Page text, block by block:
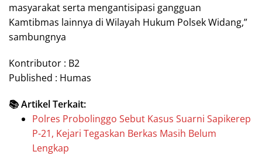
masyarakat serta mengantisipasi gangguan
Kamtibmas lainnya di Wilayah Hukum Polsek Widang,”
sambungnya
Kontributor : B2
Published : Humas
📚 Artikel Terkait:
Polres Probolinggo Sebut Kasus Suarni Sapikerep
P-21, Kejari Tegaskan Berkas Masih Belum
Lengkap